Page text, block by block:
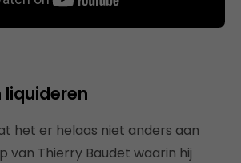
liquideren
het er helaas niet anders aan
van Thierry Baudet waarin hij